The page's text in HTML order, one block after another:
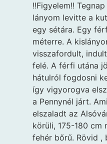
!!Figyelem!!
lányom levitte a
egy sétára. Egy
méterre. A
visszafordult,
felé. A férfi utána
hátulról fogdosni
így vigyorogva
a Pennynél járt.
elszaladt az
körüli, 175-180 cm
fehér bőrű. Rövid ,